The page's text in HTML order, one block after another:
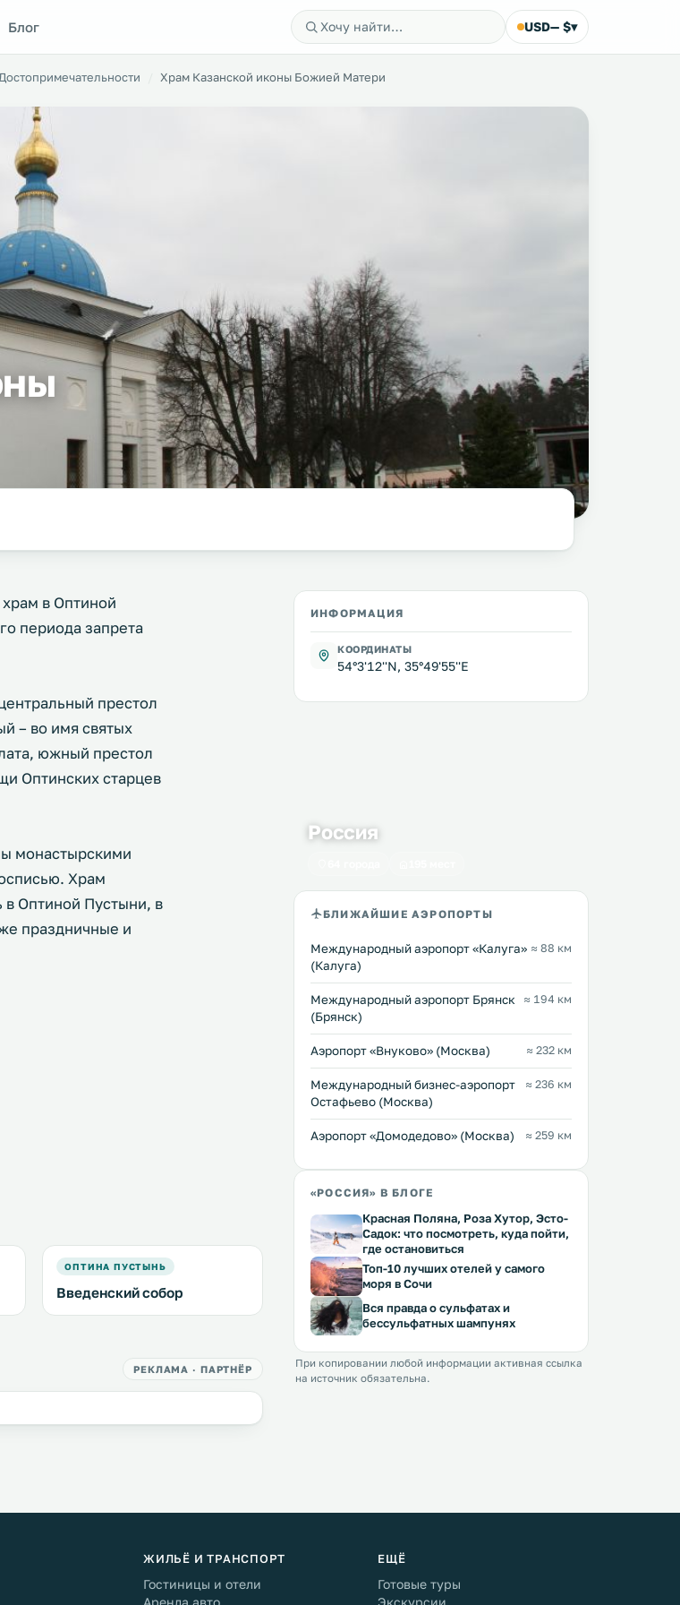
Блог USD— $▾
Достопримечательности Храм Казанской иконы Божией Матери
в Оптиной
периода запрета
престол
– во имя святых
южный престол
Оптинских старцев
монастырскими
Храм
Оптиной Пустыни, в
праздничные и
ОПТИНА ПУСТЫНЬ
Введенский собор
РЕКЛАМА · ПАРТНЁР
ИНФОРМАЦИЯ
КООРДИНАТЫ
54°3'12''N, 35°49'55''E
Россия
БЛИЖАЙШИЕ АЭРОПОРТЫ
Международный аэропорт «Калуга»
(Калуга)
≈ 88 км
Международный аэропорт Брянск
(Брянск)
≈ 194 км
Аэропорт «Внуково» (Москва) ≈ 232 км
Международный бизнес-аэропорт
Остафьево (Москва)
≈ 236 км
Аэропорт «Домодедово» (Москва) ≈ 259 км
«РОССИЯ» В БЛОГЕ
Красная Поляна, Роза Хутор, Эсто-
Садок: что посмотреть, куда пойти,
где остановиться
Топ-10 лучших отелей у самого
моря в Сочи
Вся правда о сульфатах и
бессульфатных шампунях
При копировании любой информации активная ссылка
на источник обязательна.
ЖИЛЬЁ И ТРАНСПОРТ
Гостиницы и отели
ЕЩЁ
Готовые туры